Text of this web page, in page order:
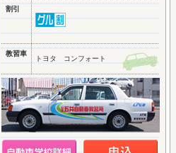
割引
教習車
トヨタ コンフォート